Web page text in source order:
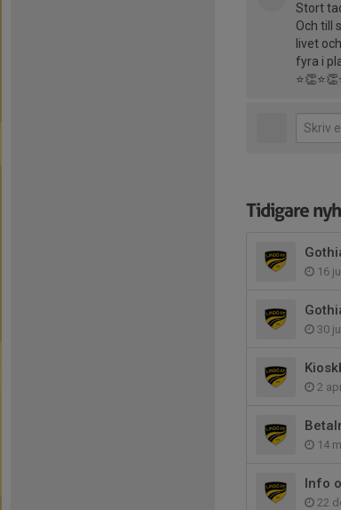
Stort
Och till
livet
fyra i
Tidigare
16
30
2
14
Info
22